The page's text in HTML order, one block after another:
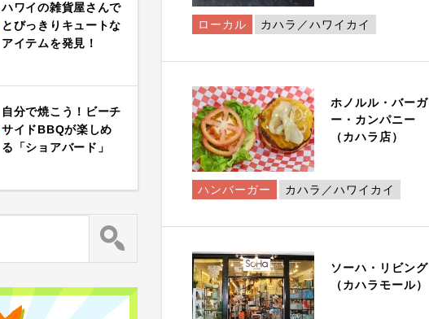
ローカル カハラ／ハワイカイ
ホノルル・バーガ
ー・カンパニー
（カハラ店）
ハンバーガー カハラ／ハワイカイ
ソーハ・リビング
（カハラモール）
LIFE
ハワイの雑貨屋さんで
とびっきりキュートな
アイテムを発見！
FOOD
自分で焼こう！ビーチ
サイドBBQが楽しめ
る「ショアバード」